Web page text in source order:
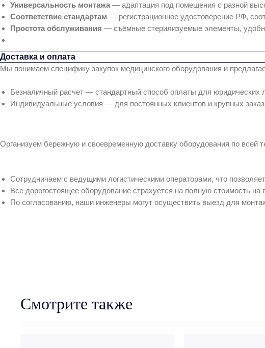
Универсальность монтажа — адаптация под помещения с разной
Соответствие стандартам — регистрационное удостоверение РФ,
Простота обслуживания — съёмные стерилизуемые элементы,
Доставка и оплата
Мы понимаем специфику закупок медицинского оборудования и
Безналичный расчет — стандартный способ оплаты для юридических
Индивидуальные условия — для постоянных клиентов и крупных
Организуем бережную и своевременную доставку оборудования по всей
Сотрудничаем с ведущими логистическими операторами, что
Все дорогостоящее оборудование страхуется на полную стоимость на
По согласованию, наши инженеры могут осуществить выезд для
Смотрите также